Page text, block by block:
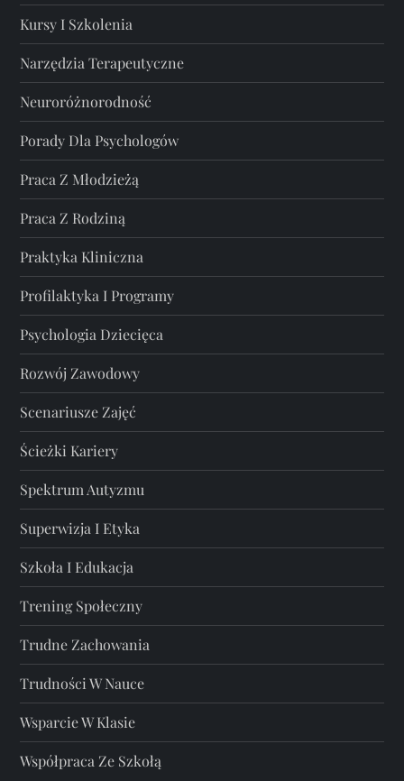
Kursy I Szkolenia
Narzędzia Terapeutyczne
Neuroróżnorodność
Porady Dla Psychologów
Praca Z Młodzieżą
Praca Z Rodziną
Praktyka Kliniczna
Profilaktyka I Programy
Psychologia Dziecięca
Rozwój Zawodowy
Scenariusze Zajęć
Ścieżki Kariery
Spektrum Autyzmu
Superwizja I Etyka
Szkoła I Edukacja
Trening Społeczny
Trudne Zachowania
Trudności W Nauce
Wsparcie W Klasie
Współpraca Ze Szkołą